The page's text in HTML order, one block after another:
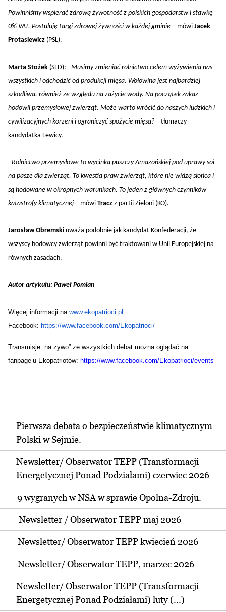
Powinniśmy wspierać zdrową żywotność z polskich gospodarstw i stawkę
0% VAT. Postuluję targi zdrowej żywności w każdej gminie – mówi Jacek
Protasiewicz (PSL).
Marta Stożek (SLD): - Musimy zmieniać rolnictwo celem wyżywienia nas
wszystkich i odchodzić od produkcji mięsa. Wołowina jest najbardziej
szkodliwa, również ze względu na zażycie wody. Na początek zakaz
hodowli przemysłowej zwierząt. Może warto wrócić do naszych ludzkich i
cywilizacyjnych korzeni i ograniczyć spożycie mięsa? – tłumaczy
kandydatka Lewicy.
- Rolnictwo przemysłowe to wycinka puszczy Amazońskiej pod uprawy soi
na pasze dla zwierząt. To kwestia praw zwierząt, które nie widzą słońca i
są hodowane w okropnych warunkach. To jeden z głównych czynników
katastrofy klimatycznej – mówi Tracz z partii Zieloni (KO).
Jarosław Obremski uważa podobnie jak kandydat Konfederacji, że
wszyscy hodowcy zwierząt powinni być traktowani w Unii Europejskiej na
równych zasadach.
Autor artykułu: Paweł Pomian
Więcej informacji na www.ekopatrioci.pl
Facebook: https://www.facebook.com/Ekopatrioci/
Transmisje „na żywo” ze wszystkich debat można oglądać na
fanpage’u Ekopatriotów: https://www.facebook.com/Ekopatrioci/events
Pierwsza debata o bezpieczeństwie klimatycznym
Polski w Sejmie.
Newsletter/ Obserwator TEPP (Transformacji
Energetycznej Ponad Podziałami) czerwiec 2026
9 wygranych w NSA w sprawie Opolna-Zdroju.
Newsletter / Obserwator TEPP maj 2026
Newsletter/ Obserwator TEPP kwiecień 2026
Newsletter/ Obserwator TEPP, marzec 2026
Newsletter/ Obserwator TEPP (Transformacji
Energetycznej Ponad Podziałami) luty (...)